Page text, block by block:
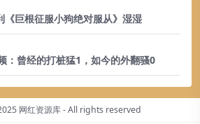
《巨根征服小狗绝对服从》湿湿
：曾经的打桩猛1，如今的外翻骚0
网红资源库- All rights reserved